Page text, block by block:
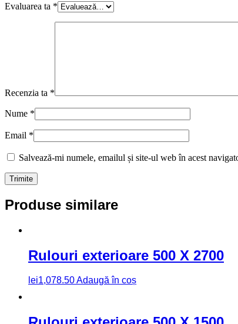
Evaluarea ta *
Recenzia ta *
Nume *
Email *
Salvează-mi numele, emailul și site-ul web în acest
Produse similare
Rulouri exterioare 500 X 2700
lei1,078.50Adaugă în coș